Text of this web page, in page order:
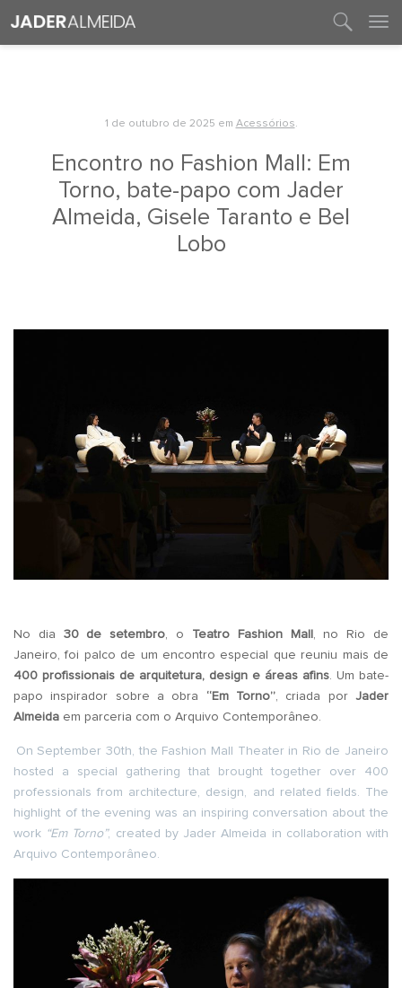
1 de outubro de 2025 em Acessórios.
Encontro no Fashion Mall: Em
Torno, bate-papo com Jader
Almeida, Gisele Taranto e Bel
Lobo
No dia 30 de setembro , o Teatro Fashion Mall, no Rio de
Janeiro, foi palco de um encontro especial que reuniu mais de
400 profissionais de arquitetura, design e áreas afins . Um bate-
papo inspirador sobre a obra “Em Torno” , criada porJader
Almeida em parceria com o Arquivo Contemporâneo.
On September 30th, the Fashion Mall Theater in Rio de Janeiro
hosted a special gathering that brought together over 400
professionals from architecture, design, and related fields. The
highlight of the evening was an inspiring conversation about the
work “Em Torno”, created by Jader Almeida in collaboration with
Arquivo Contemporâneo.